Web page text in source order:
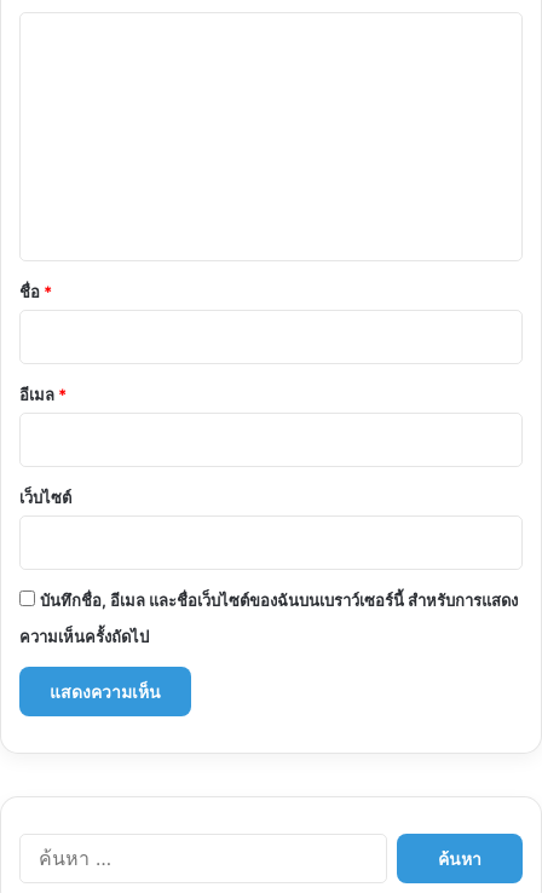
*
ชื่อ *
อีเมล *
เว็บไซต์
บันทึกชื่อ, อีเมล และชื่อเว็บไซต์ของฉันบนเบราว์เซอร์นี้ สำหรับการแสดง
ความเห็นครั้งถัดไป
ค้นหา